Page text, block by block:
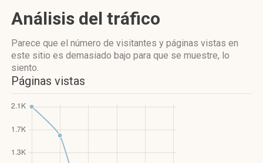
Análisis del tráfico
Parece que el número de visitantes y páginas vistas en
este sitio es demasiado bajo para que se muestre, lo
siento.
Páginas vistas